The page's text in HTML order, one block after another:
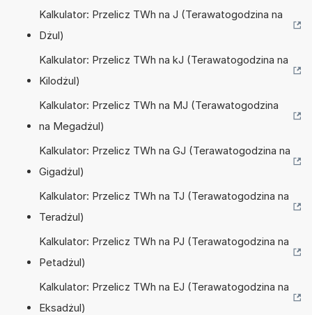
Kalkulator: Przelicz TWh na J (Terawatogodzina na
Dżul)
Kalkulator: Przelicz TWh na kJ (Terawatogodzina na
Kilodżul)
Kalkulator: Przelicz TWh na MJ (Terawatogodzina
na Megadżul)
Kalkulator: Przelicz TWh na GJ (Terawatogodzina na
Gigadżul)
Kalkulator: Przelicz TWh na TJ (Terawatogodzina na
Teradżul)
Kalkulator: Przelicz TWh na PJ (Terawatogodzina na
Petadżul)
Kalkulator: Przelicz TWh na EJ (Terawatogodzina na
Eksadżul)